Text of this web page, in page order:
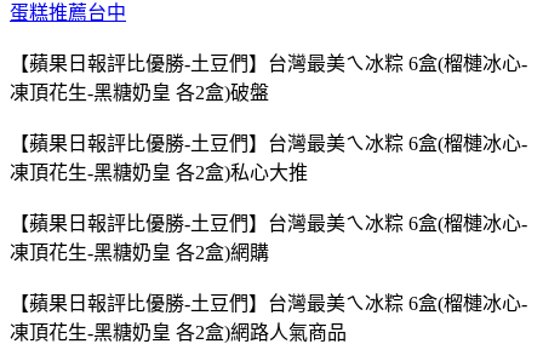
蛋糕推薦台中
【蘋果日報評比優勝-土豆們】台灣最美ㄟ冰粽 6盒(榴槤冰心-
凍頂花生-黑糖奶皇 各2盒)破盤
【蘋果日報評比優勝-土豆們】台灣最美ㄟ冰粽 6盒(榴槤冰心-
凍頂花生-黑糖奶皇 各2盒)私心大推
【蘋果日報評比優勝-土豆們】台灣最美ㄟ冰粽 6盒(榴槤冰心-
凍頂花生-黑糖奶皇 各2盒)網購
【蘋果日報評比優勝-土豆們】台灣最美ㄟ冰粽 6盒(榴槤冰心-
凍頂花生-黑糖奶皇 各2盒)網路人氣商品